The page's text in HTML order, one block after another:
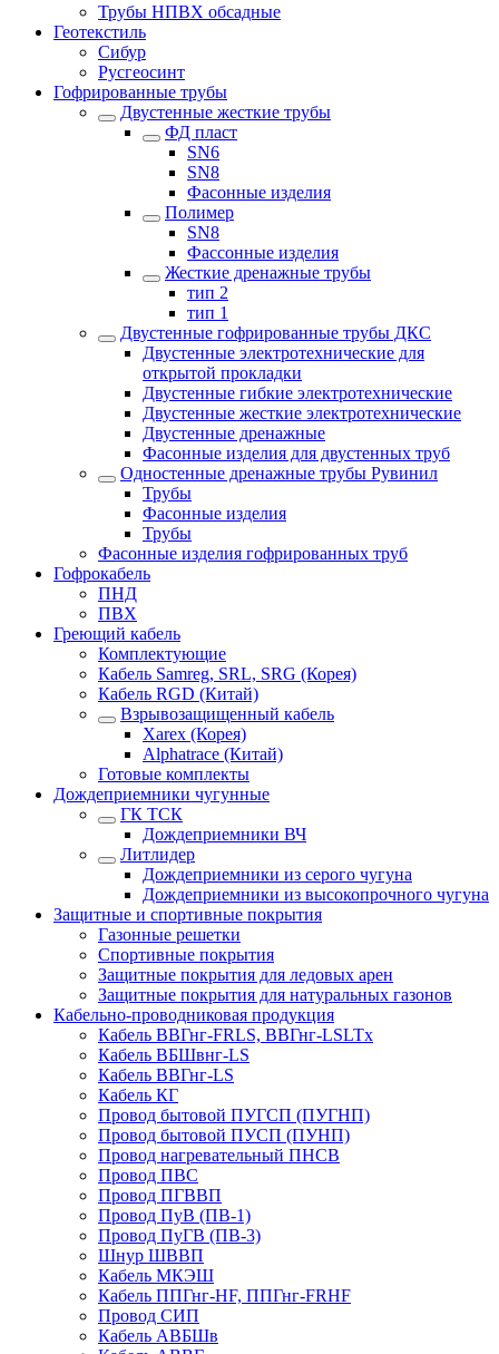
Трубы НПВХ обсадные
Геотекстиль
Сибур
Русгеосинт
Гофрированные трубы
Двустенные жесткие трубы
ФД пласт
SN6
SN8
Фасонные изделия
Полимер
SN8
Фассонные изделия
Жесткие дренажные трубы
тип 2
тип 1
Двустенные гофрированные трубы ДКС
Двустенные электротехнические для
открытой прокладки
Двустенные гибкие электротехнические
Двустенные жесткие электротехнические
Двустенные дренажные
Фасонные изделия для двустенных труб
Одностенные дренажные трубы Рувинил
Трубы
Фасонные изделия
Трубы
Фасонные изделия гофрированных труб
Гофрокабель
ПНД
ПВХ
Греющий кабель
Комплектующие
Кабель Samreg, SRL, SRG (Корея)
Кабель RGD (Китай)
Взрывозащищенный кабель
Xarex (Корея)
Alphatrace (Китай)
Готовые комплекты
Дождеприемники чугунные
ГК ТСК
Дождеприемники ВЧ
Литлидер
Дождеприемники из серого чугуна
Дождеприемники из высокопрочного чугуна
Защитные и спортивные покрытия
Газонные решетки
Спортивные покрытия
Защитные покрытия для ледовых арен
Защитные покрытия для натуральных газонов
Кабельно-проводниковая продукция
Кабель ВВГнг-FRLS, ВВГнг-LSLTx
Кабель ВБШвнг-LS
Кабель ВВГнг-LS
Кабель КГ
Провод бытовой ПУГСП (ПУГНП)
Провод бытовой ПУСП (ПУНП)
Провод нагревательный ПНСВ
Провод ПВС
Провод ПГВВП
Провод ПуВ (ПВ-1)
Провод ПуГВ (ПВ-3)
Шнур ШВВП
Кабель МКЭШ
Кабель ППГнг-HF, ППГнг-FRHF
Провод СИП
Кабель АВБШв